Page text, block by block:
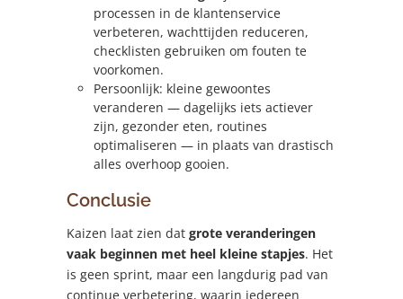
processen in de klantenservice
verbeteren, wachttijden reduceren,
checklisten gebruiken om fouten te
voorkomen.
Persoonlijk: kleine gewoontes
veranderen — dagelijks iets actiever
zijn, gezonder eten, routines
optimaliseren — in plaats van drastisch
alles overhoop gooien.
Conclusie
Kaizen laat zien dat grote veranderingen
vaak beginnen met heel kleine stapjes. Het
is geen sprint, maar een langdurig pad van
continue verbetering, waarin iedereen